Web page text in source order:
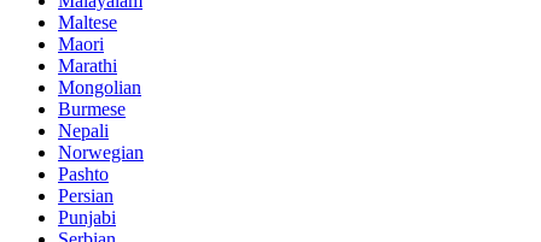
Maltese
Maori
Marathi
Mongolian
Burmese
Nepali
Norwegian
Pashto
Persian
Punjabi